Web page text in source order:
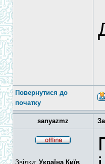
Повернутися до
початку
sanyazmz
Звідки: Україна Київ